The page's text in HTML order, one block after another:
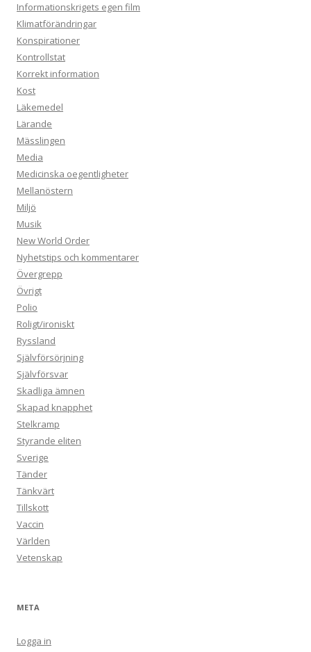
Informationskrigets egen film
Klimatförändringar
Konspirationer
Kontrollstat
Korrekt information
Kost
Läkemedel
Lärande
Mässlingen
Media
Medicinska oegentligheter
Mellanöstern
Miljö
Musik
New World Order
Nyhetstips och kommentarer
Övergrepp
Övrigt
Polio
Roligt/ironiskt
Ryssland
Självförsörjning
Självförsvar
Skadliga ämnen
Skapad knapphet
Stelkramp
Styrande eliten
Sverige
Tänder
Tänkvärt
Tillskott
Vaccin
Världen
Vetenskap
META
Logga in